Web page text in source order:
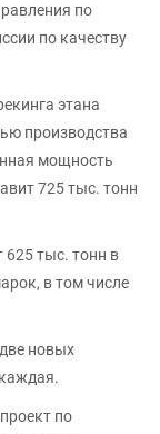
по
по качеству
этана
производства
мощность
725 тыс. тонн
тыс. тонн в
в том числе
новых
по